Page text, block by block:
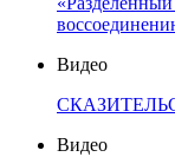
Видео
Видео